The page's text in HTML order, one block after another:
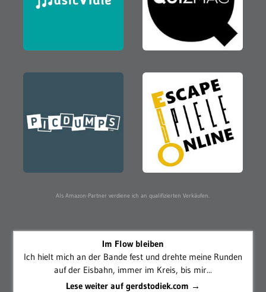
Als Amazon-Partner verdiene ich an qualifizierten Verkäufen.
Im Flow bleiben
Ich hielt mich an der Bande fest und drehte meine Runden
auf der Eisbahn, immer im Kreis, bis mir...
Lese weiter auf gerdstodiek.com →